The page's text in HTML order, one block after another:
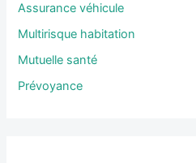
rAssurance véhicule
Multirisque habitation
Mutuelle santé
Prévoyance